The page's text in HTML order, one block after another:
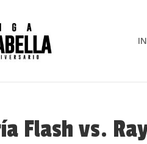
Flash vs.